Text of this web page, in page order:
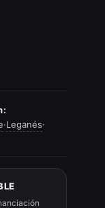
·Leganés·